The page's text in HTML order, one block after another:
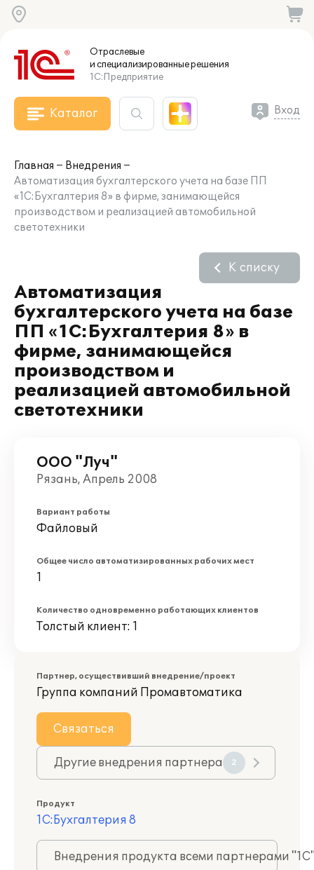
Отраслевые
и специализированныерешения
1С:Предприятие
Каталог Вход
Главная
Внедрения
Автоматизация бухгалтерского учета на базе ПП
«1С:Бухгалтерия 8» в фирме, занимающейся
производством и реализацией автомобильной
светотехники
Автоматизация
бухгалтерского учета на базе
ПП «1С:Бухгалтерия 8» в
фирме, занимающейся
производством и
реализацией автомобильной
светотехники
К списку
ООО "Луч"
Рязань, Апрель 2008
Вариант работы
Файловый
Общее число автоматизированных рабочих мест
1
Количество одновременно работающих клиентов
Толстый клиент: 1
Партнер, осуществивший внедрение/проект
Группа компаний Промавтоматика
Связаться
Другие внедрения партнера 2
Продукт
1С:Бухгалтерия 8
Внедрения продукта всеми партнерами